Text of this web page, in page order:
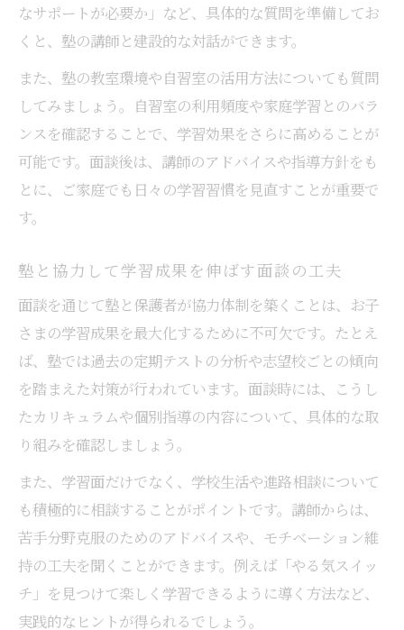
なサポートが必要か」など、具体的な質問を準備してお
くと、塾の講師と建設的な対話ができます。
また、塾の教室環境や自習室の活用方法についても質問
してみましょう。自習室の利用頻度や家庭学習とのバラ
ンスを確認することで、学習効果をさらに高めることが
可能です。面談後は、講師のアドバイスや指導方針をも
とに、ご家庭でも日々の学習習慣を見直すことが重要で
す。
塾と協力して学習成果を伸ばす面談の工夫
面談を通じて塾と保護者が協力体制を築くことは、お子
さまの学習成果を最大化するために不可欠です。たとえ
ば、塾では過去の定期テストの分析や志望校ごとの傾向
を踏まえた対策が行われています。面談時には、こうし
たカリキュラムや個別指導の内容について、具体的な取
り組みを確認しましょう。
また、学習面だけでなく、学校生活や進路相談について
も積極的に相談することがポイントです。講師からは、
苦手分野克服のためのアドバイスや、モチベーション維
持の工夫を聞くことができます。例えば「やる気スイッ
チ」を見つけて楽しく学習できるように導く方法など、
実践的なヒントが得られるでしょう。